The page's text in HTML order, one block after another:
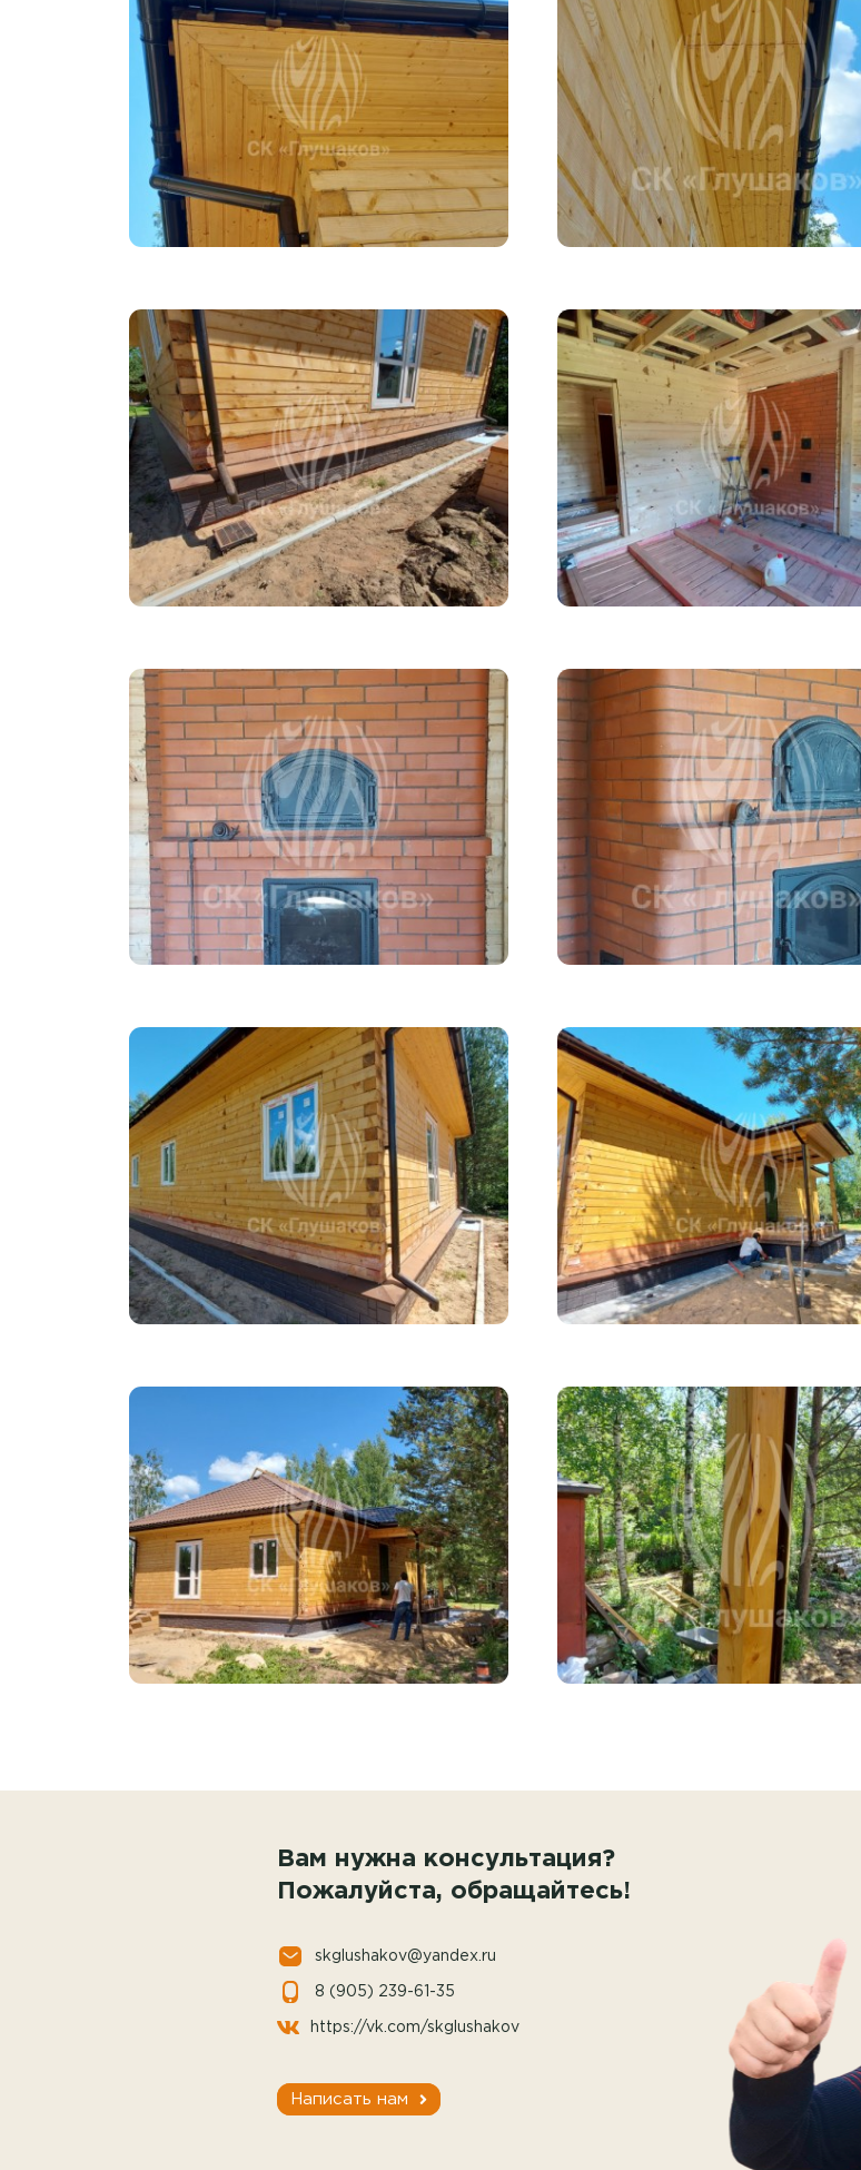
Вам нужна консультация?
Пожалуйста, обращайтесь!
skglushakov@yandex.ru
8 (905) 239-61-35
https://vk.com/skglushakov
Написать нам